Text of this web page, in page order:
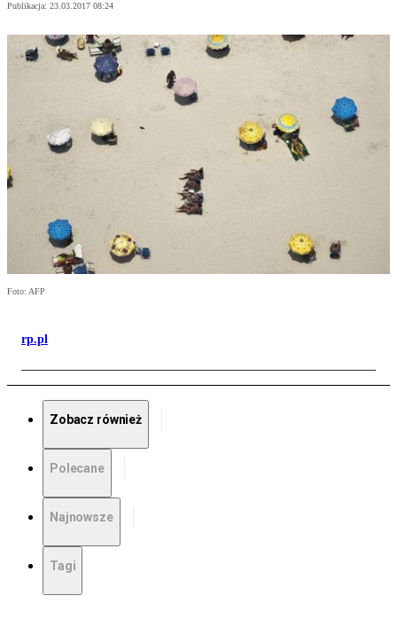
Publikacja: 23.03.2017 08:24
Foto: AFP
rp.pl
Zobacz również
Polecane
Najnowsze
Tagi